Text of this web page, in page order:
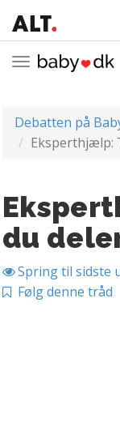
Toggle
Debatten på
Eksperthjælp:
du
Spring til sidste
Følg denne tråd